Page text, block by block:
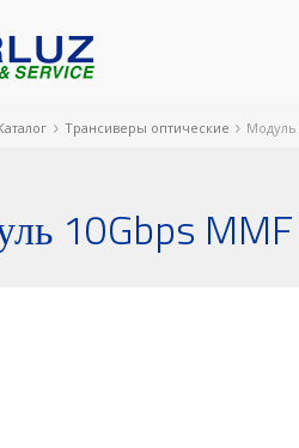
Трансиверы оптические Модуль
10Gbps MMF